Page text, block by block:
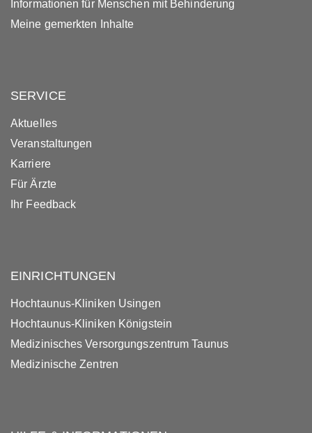
Informationen für Menschen mit Behinderung
Meine gemerkten Inhalte
SERVICE
Aktuelles
Veranstaltungen
Karriere
Für Ärzte
Ihr Feedback
EINRICHTUNGEN
Hochtaunus-Kliniken Usingen
Hochtaunus-Kliniken Königstein
Medizinisches Versorgungszentrum Taunus
Medizinische Zentren